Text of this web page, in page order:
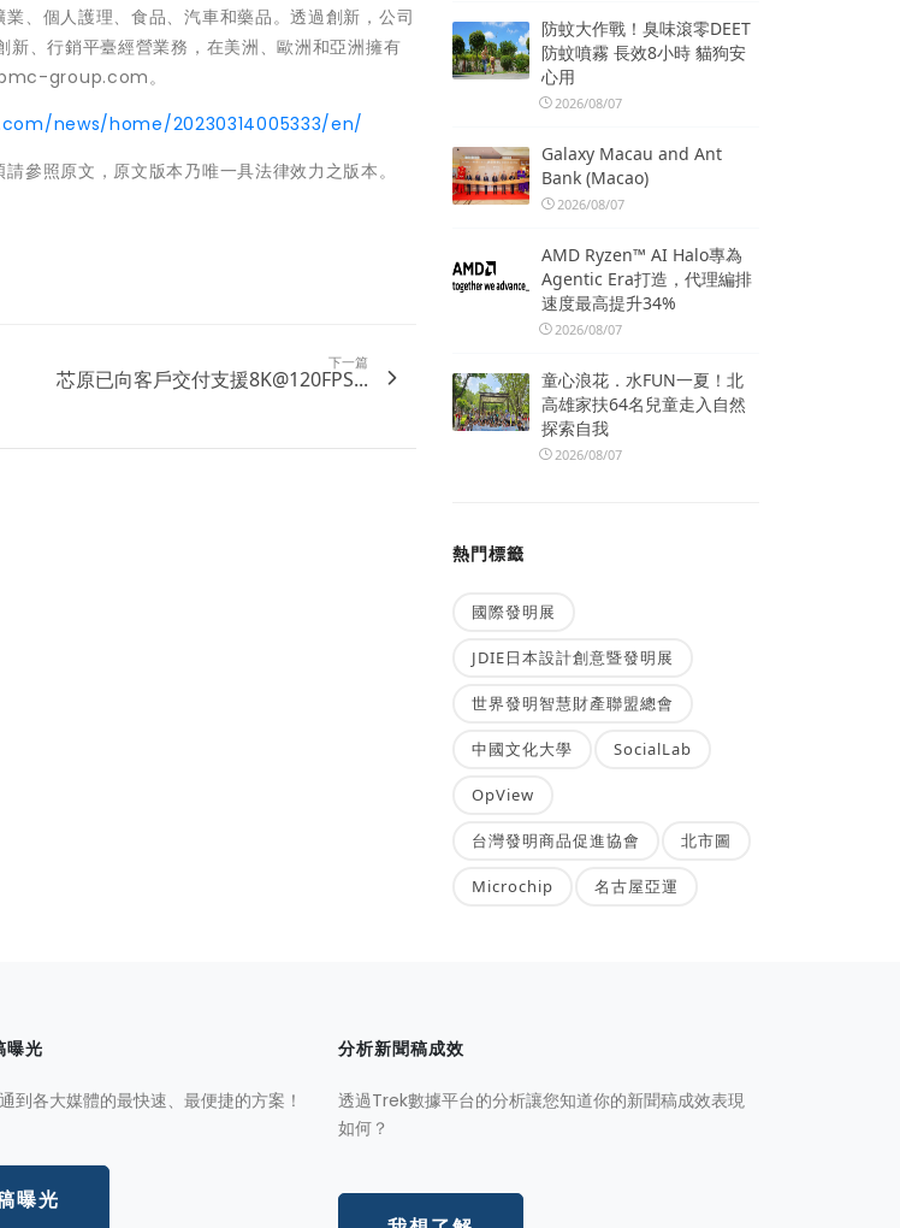
、個人護理、食品、汽車和藥品。透過創新，公司
、行銷平臺經營業務，在美洲、歐洲和亞洲擁有
group.com。
news/home/20230314005333/en/
參照原文，原文版本乃唯一具法律效力之版本。
下一篇
芯原已向客戶交付支援8K@120FPS...
防蚊大作戰！臭味滾零DEET
防蚊噴霧 長效8小時 貓狗安
心用
2026/08/07
Galaxy Macau and Ant
Bank (Macao)
2026/08/07
AMD Ryzen™ AI Halo專為
Agentic Era打造，代理編排
速度最高提升34%
2026/08/07
童心浪花．水FUN一夏！北
高雄家扶64名兒童走入自然
探索自我
2026/08/07
熱門標籤
國際發明展
JDIE日本設計創意暨發明展
世界發明智慧財產聯盟總會
中國文化大學 SocialLab
OpView
台灣發明商品促進協會 北市圖
Microchip 名古屋亞運
曝光
到各大媒體的最快速、最便捷的方案！
曝光
分析新聞稿成效
透過Trek數據平台的分析讓您知道你的新聞稿成效表現
如何？